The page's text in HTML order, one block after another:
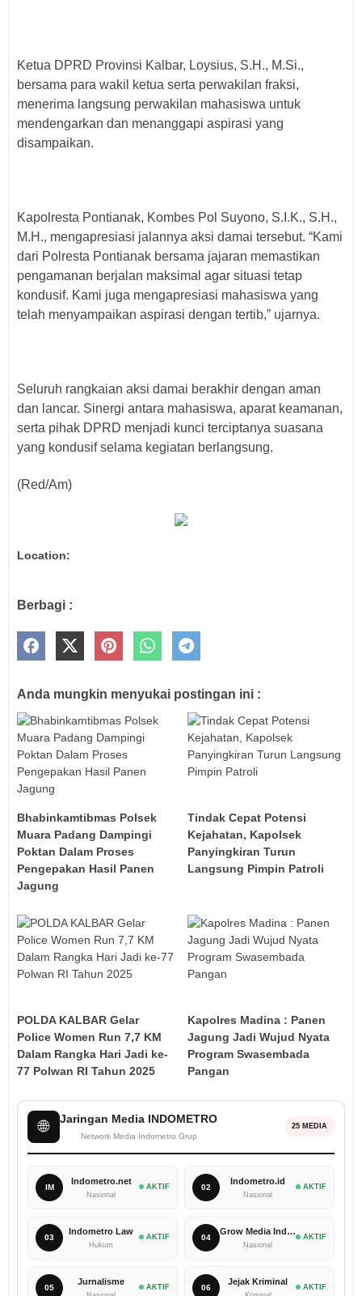
Ketua DPRD Provinsi Kalbar, Loysius, S.H., M.Si.,
bersama para wakil ketua serta perwakilan fraksi,
menerima langsung perwakilan mahasiswa untuk
mendengarkan dan menanggapi aspirasi yang
disampaikan.
Kapolresta Pontianak, Kombes Pol Suyono, S.I.K., S.H.,
M.H., mengapresiasi jalannya aksi damai tersebut. “Kami
dari Polresta Pontianak bersama jajaran memastikan
pengamanan berjalan maksimal agar situasi tetap
kondusif. Kami juga mengapresiasi mahasiswa yang
telah menyampaikan aspirasi dengan tertib,” ujarnya.
Seluruh rangkaian aksi damai berakhir dengan aman
dan lancar. Sinergi antara mahasiswa, aparat keamanan,
serta pihak DPRD menjadi kunci terciptanya suasana
yang kondusif selama kegiatan berlangsung.
(Red/Am)
Location:
Berbagi :
Anda mungkin menyukai postingan ini :
Bhabinkamtibmas Polsek
Muara Padang Dampingi
Poktan Dalam Proses
Pengepakan Hasil Panen
Jagung
Tindak Cepat Potensi
Kejahatan, Kapolsek
Panyingkiran Turun
Langsung Pimpin Patroli
POLDA KALBAR Gelar
Police Women Run 7,7 KM
Dalam Rangka Hari Jadi ke-
77 Polwan RI Tahun 2025
Kapolres Madina : Panen
Jagung Jadi Wujud Nyata
Program Swasembada
Pangan
🌐 Jaringan Media INDOMETRO
Network Media Indometro Grup
25 MEDIA
IM
Indometro.net
Nasional
AKTIF 02
Indometro.id
Nasional
AKTIF
03
Indometro Law
Hukum
AKTIF 04
Grow Media Indonesia
Nasional
AKTIF
05
Jurnalisme
AKTIF 06
Jejak Kriminal
AKTIF